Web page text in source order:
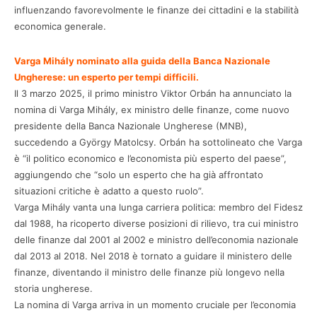
influenzando favorevolmente le finanze dei cittadini e la stabilità
economica generale.
Varga Mihály nominato alla guida della Banca Nazionale
Ungherese: un esperto per tempi difficili.
Il 3 marzo 2025, il primo ministro Viktor Orbán ha annunciato la
nomina di Varga Mihály, ex ministro delle finanze, come nuovo
presidente della Banca Nazionale Ungherese (MNB),
succedendo a György Matolcsy. Orbán ha sottolineato che Varga
è “il politico economico e l’economista più esperto del paese”,
aggiungendo che “solo un esperto che ha già affrontato
situazioni critiche è adatto a questo ruolo”.
Varga Mihály vanta una lunga carriera politica: membro del Fidesz
dal 1988, ha ricoperto diverse posizioni di rilievo, tra cui ministro
delle finanze dal 2001 al 2002 e ministro dell’economia nazionale
dal 2013 al 2018. Nel 2018 è tornato a guidare il ministero delle
finanze, diventando il ministro delle finanze più longevo nella
storia ungherese.
La nomina di Varga arriva in un momento cruciale per l’economia